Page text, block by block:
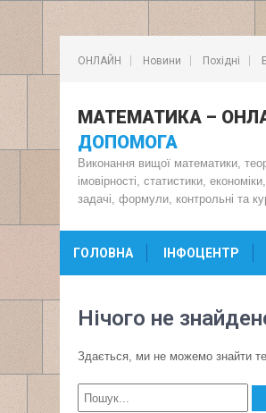
ОНЛАЙН Новини Похідні
МАТЕМАТИКА –
ДОПОМОГА
Виконання вищої математики,
імовірності, статистики,
задачі, формули, контрольні та
ГОЛОВНА ІНФОЦЕНТР
Нічого не
Здається, ми не можемо знайти